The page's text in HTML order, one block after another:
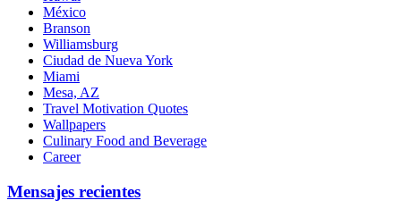
México
Branson
Williamsburg
Ciudad de Nueva York
Miami
Mesa, AZ
Travel Motivation Quotes
Wallpapers
Culinary Food and Beverage
Career
Mensajes recientes